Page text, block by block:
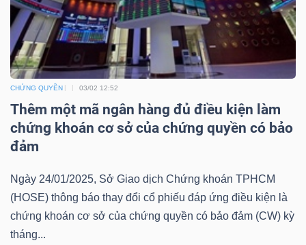
CHỨNG QUYỀN 03/02 12:52
Thêm một mã ngân hàng đủ điều kiện làm
chứng khoán cơ sở của chứng quyền có bảo
đảm
Ngày 24/01/2025, Sở Giao dịch Chứng khoán TPHCM
(HOSE) thông báo thay đổi cổ phiếu đáp ứng điều kiện là
chứng khoán cơ sở của chứng quyền có bảo đảm (CW) kỳ
tháng...
BẤT
ĐỘNG
SẢN
Mã
chứng
(-)
Tất cả Cổ phiếu Chỉ số Chứng chỉ quỹ Chứng